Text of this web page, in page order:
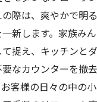
の際は、爽やかで明
新します。家族み
捉え、キッチンと
なカウンターを撤
客様の日々の中の